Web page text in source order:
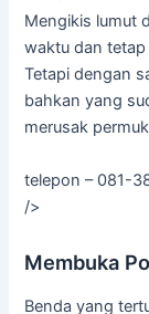
Mengikis lumut
waktu dan
Tetapi dengan
bahkan yang
merusak
telepon – 081-
/>
Membuka
Benda yang